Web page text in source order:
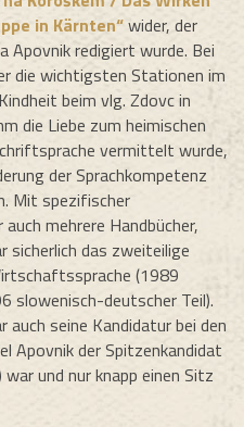
in Kärnten“wider, der
redigiert wurde. Bei
die wichtigsten Stationen im
beim vlg. Zdovc in
die Liebe zum heimischen
vermittelt wurde,
der Sprachkompetenz
Mit spezifischer
mehrere Handbücher,
sicherlich das zweiteilige
(1989
slowenisch-deutscher Teil).
seine Kandidatur bei den
Apovnik der Spitzenkandidat
und nur knapp einen Sitz